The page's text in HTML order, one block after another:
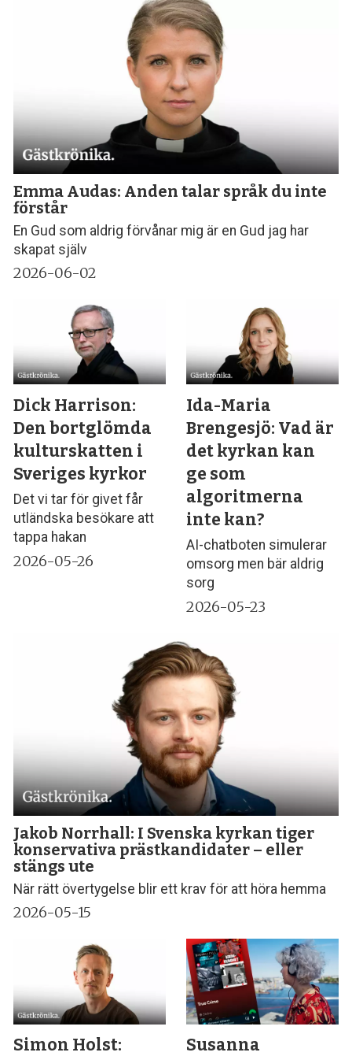
Emma Audas: Anden talar språk du inte
förstår
En Gud som aldrig förvånar mig är en Gud jag har
skapat själv
2026-06-02
Dick Harrison:
Den bortglömda
kulturskatten i
Sveriges kyrkor
Det vi tar för givet får
utländska besökare att
tappa hakan
2026-05-26
Ida-Maria
Brengesjö: Vad är
det kyrkan kan
ge som
algoritmerna
inte kan?
AI-chatboten simulerar
omsorg men bär aldrig
sorg
2026-05-23
Jakob Norrhall: I Svenska kyrkan tiger
konservativa präst­kandidater – eller
stängs ute
När rätt övertygelse blir ett krav för att höra hemma
2026-05-15
Simon Holst:
Susanna